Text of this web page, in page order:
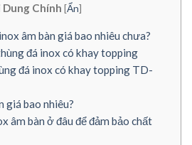
Dung Chính [Ẩn]
âm bàn giá bao nhiêu chưa?
đá inox có khay topping
đá inox có khay topping TD-
giá bao nhiêu?
âm bàn ở đâu để đảm bảo chất